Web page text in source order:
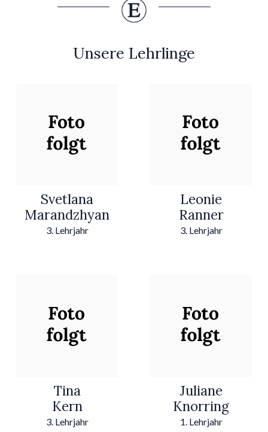
Unsere Lehrlinge
Svetlana
Marandzhyan
3. Lehrjahr
Leonie
Ranner
3. Lehrjahr
Tina
Kern
3. Lehrjahr
Juliane
Knorring
1. Lehrjahr